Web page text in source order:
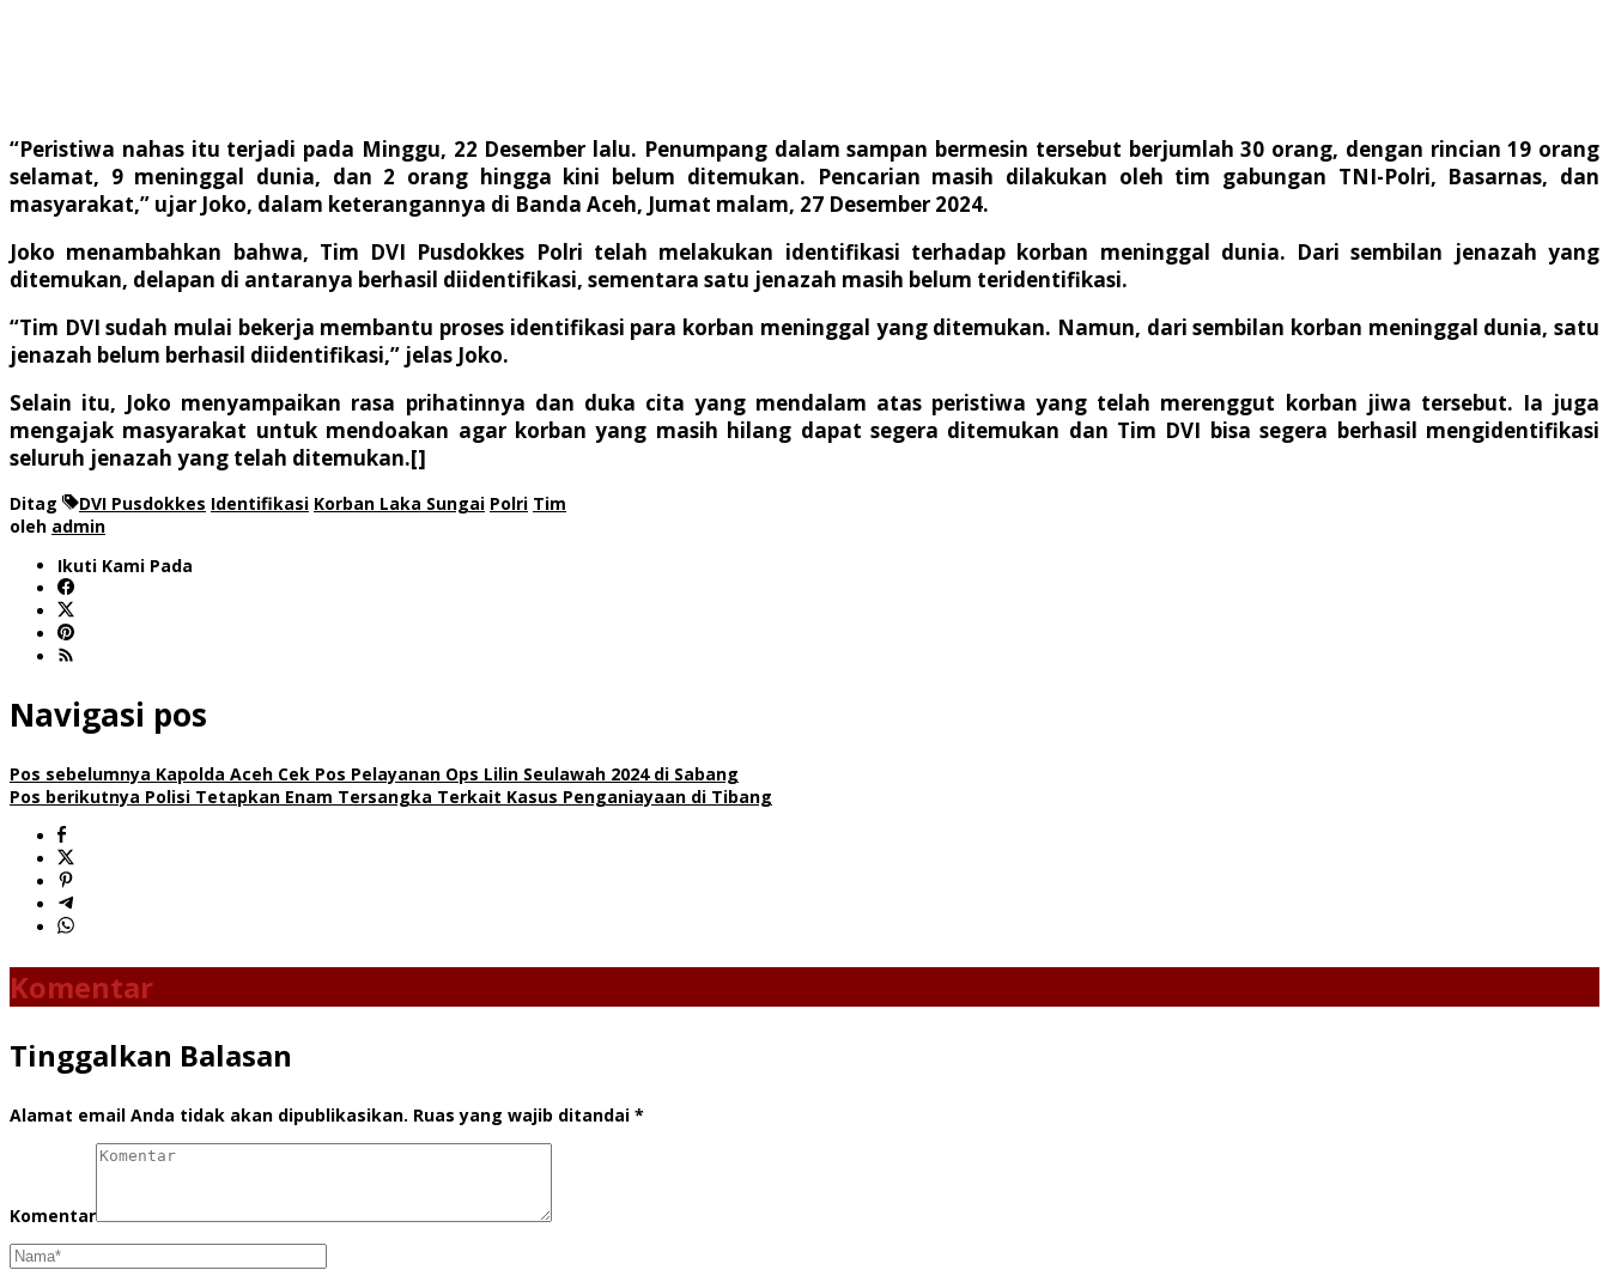
“Peristiwa nahas itu terjadi pada Minggu, 22 Desember lalu. Penumpang dalam sampan bermesin tersebut berjumlah 30 orang, dengan rincian 19 orang
selamat, 9 meninggal dunia, dan 2 orang hingga kini belum ditemukan. Pencarian masih dilakukan oleh tim gabungan TNI-Polri, Basarnas, dan
masyarakat,” ujar Joko, dalam keterangannya di Banda Aceh, Jumat malam, 27 Desember 2024.
Joko menambahkan bahwa, Tim DVI Pusdokkes Polri telah melakukan identifikasi terhadap korban meninggal dunia. Dari sembilan jenazah yang
ditemukan, delapan di antaranya berhasil diidentifikasi, sementara satu jenazah masih belum teridentifikasi.
“Tim DVI sudah mulai bekerja membantu proses identifikasi para korban meninggal yang ditemukan. Namun, dari sembilan korban meninggal dunia, satu
jenazah belum berhasil diidentifikasi,” jelas Joko.
Selain itu, Joko menyampaikan rasa prihatinnya dan duka cita yang mendalam atas peristiwa yang telah merenggut korban jiwa tersebut. Ia juga
mengajak masyarakat untuk mendoakan agar korban yang masih hilang dapat segera ditemukan dan Tim DVI bisa segera berhasil mengidentifikasi
seluruh jenazah yang telah ditemukan.[]
Ditag DVI Pusdokkes Identifikasi Korban Laka Sungai Polri Tim
oleh admin
Ikuti Kami Pada
Navigasi pos
Pos sebelumnya Kapolda Aceh Cek Pos Pelayanan Ops Lilin Seulawah 2024 di Sabang
Pos berikutnya Polisi Tetapkan Enam Tersangka Terkait Kasus Penganiayaan di Tibang
Komentar
Tinggalkan Balasan
Alamat email Anda tidak akan dipublikasikan. Ruas yang wajib ditandai *
Komentar